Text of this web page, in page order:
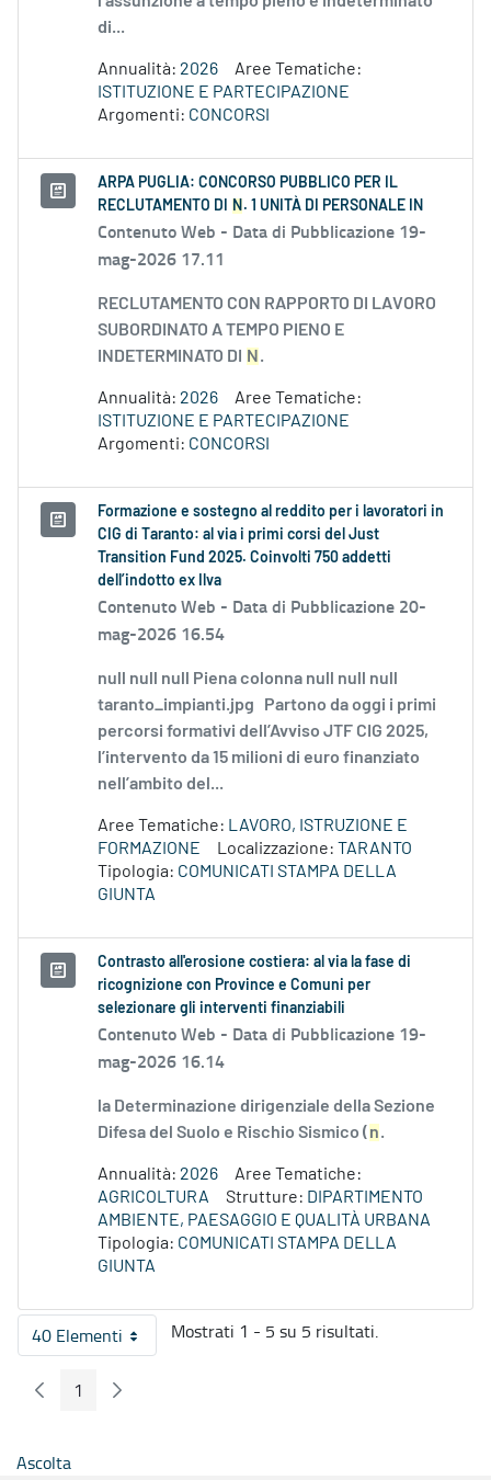
di...
Annualità: 2026
Aree Tematiche:
ISTITUZIONE E PARTECIPAZIONE
Argomenti: CONCORSI
ARPA PUGLIA: CONCORSO PUBBLICO PER IL
RECLUTAMENTO DI
N . 1 UNITÀ DI PERSONALE IN
Contenuto Web - Data di Pubblicazione 19-
mag-2026 17.11
RECLUTAMENTO CON RAPPORTO DI LAVORO
SUBORDINATO A TEMPO PIENO E
INDETERMINATO DI
N .
Annualità: 2026
Aree Tematiche:
ISTITUZIONE E PARTECIPAZIONE
Argomenti: CONCORSI
Formazione e sostegno al reddito per i lavoratori in
CIG di Taranto: al via i primi corsi del Just
Transition Fund 2025. Coinvolti 750 addetti
dell’indotto ex Ilva
Contenuto Web - Data di Pubblicazione 20-
mag-2026 16.54
null null null Piena colonna null null null
taranto_impianti.jpg Partono da oggi i primi
percorsi formativi dell’Avviso JTF CIG 2025,
l’intervento da 15 milioni di euro finanziato
nell’ambito del...
Aree Tematiche: LAVORO, ISTRUZIONE E
FORMAZIONE
Localizzazione: TARANTO
Tipologia: COMUNICATI STAMPA DELLA
GIUNTA
Contrasto all'erosione costiera: al via la fase di
ricognizione con Province e Comuni per
selezionare gli interventi finanziabili
Contenuto Web - Data di Pubblicazione 19-
mag-2026 16.14
la Determinazione dirigenziale della Sezione
Difesa del Suolo e Rischio Sismico ( n.
Annualità: 2026
Aree Tematiche:
AGRICOLTURA
Strutture: DIPARTIMENTO
AMBIENTE, PAESAGGIO E QUALITÀ URBANA
Tipologia: COMUNICATI STAMPA DELLA
GIUNTA
40 ElementiPer pagina
Mostrati 1 - 5 su 5 risultati.
Pagina Precedente
Pagina
1 Pagina Seguente
Ascolta